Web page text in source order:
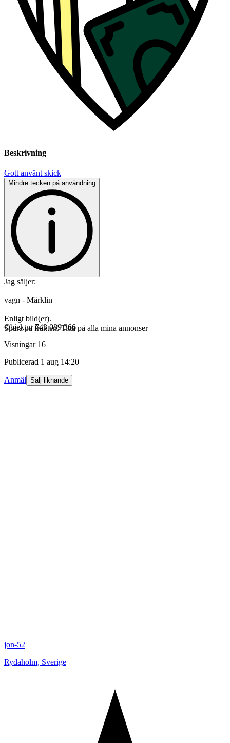
Beskrivning
Gott använt skick
Mindre tecken på användning
Jag säljer:
vagn - Märklin
Enligt bild(er).
Spara på frakten. Titta på alla mina annonser
Objektnr 743 089 366
Visningar 16
Publicerad 1 aug 14:20
Anmäl Sälj liknande
jon-52
Rydaholm, Sverige